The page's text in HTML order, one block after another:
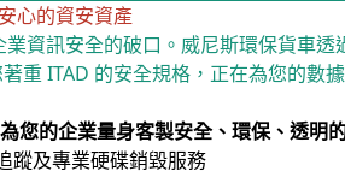
心的資安資產
資訊安全的破口。威尼斯環保貨車透
重 ITAD 的安全規格，正在為您的
您的企業量身客製安全、環保、透明